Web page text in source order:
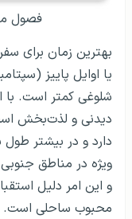
فصول
بهترین زمان برای
یا اوایل پاییز
شلوغی کمتر است. با
دیدنی و لذت‌بخش
دارد و در بیشتر
ویژه در مناطق
و این امر دلیل
محبوب ساحلی است.